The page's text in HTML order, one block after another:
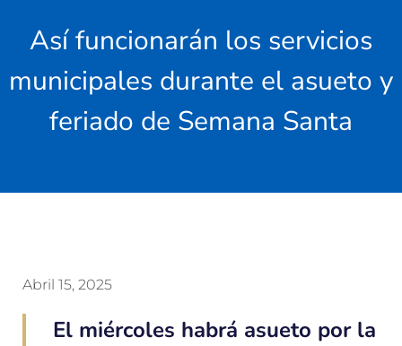
Así funcionarán los servicios
municipales durante el asueto y
feriado de Semana Santa
Abril 15, 2025
El miércoles habrá asueto por la